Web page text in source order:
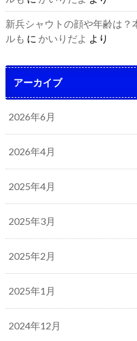
新兵シャウトの顔や年齢は？
ルも に かいりだよ より
アーカイブ
2026年6月
2026年4月
2025年4月
2025年3月
2025年2月
2025年1月
2024年12月